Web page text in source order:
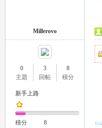
Millerovo
0
主題
3
回帖
8
積分
新手上路
積分 8